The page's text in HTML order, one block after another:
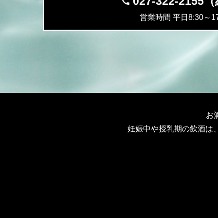
営業時間 平日8:30～
お
妊娠中や授乳期の飲酒は